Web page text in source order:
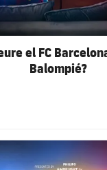
el FC
Balompié?